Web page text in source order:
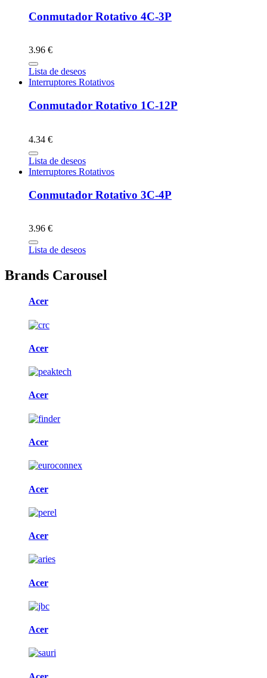
Conmutador Rotativo 4C-3P
3.96 €
Lista de deseos
Interruptores Rotativos
Conmutador Rotativo 1C-12P
4.34 €
Lista de deseos
Interruptores Rotativos
Conmutador Rotativo 3C-4P
3.96 €
Lista de deseos
Brands Carousel
Acer
Acer
Acer
Acer
Acer
Acer
Acer
Acer